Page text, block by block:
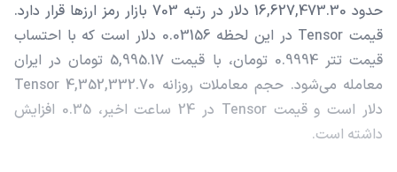
حدود 16,627,473.30 دلار در رتبه 703 بازار رمز ارزها قرار دارد.
قیمت Tensor در این لحظه 0.03156 دلار است که با احتساب
قیمت تتر 0.9994 تومان، با قیمت 5,995.17 تومان در ایران
معامله می‌شود. حجم معاملات روزانه Tensor 4,352,332.70
دلار است و قیمت Tensor در 24 ساعت اخیر، 0.35 افزایش
داشته است.